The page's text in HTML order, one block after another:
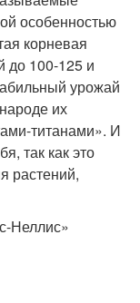
особенностью
корневая
до 100-125 и
урожай
их
титанами». И
так как это
растений,
Неллис»